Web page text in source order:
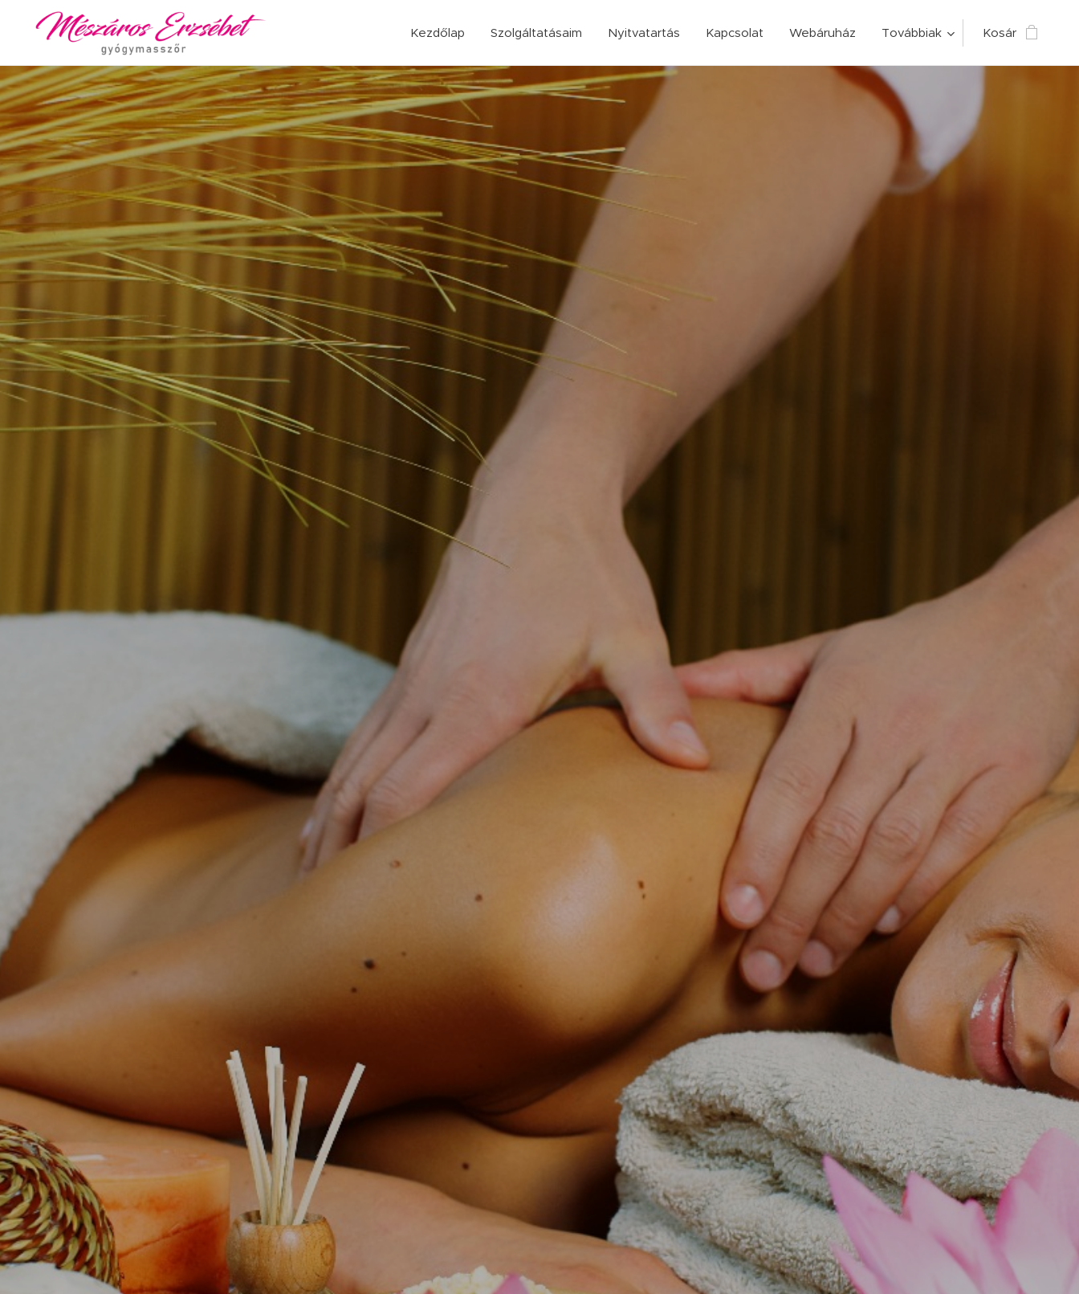
Kezdőlap Szolgáltatásaim Nyitvatartás Kapcsolat Webáruház Továbbiak Kosár